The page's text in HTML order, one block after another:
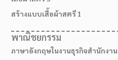
สร้างแบบเสื้อผ้าสตรี 1
พาณิชยกรรม
ภาษาอังกฤษในงานธุรกิจสำนักงาน